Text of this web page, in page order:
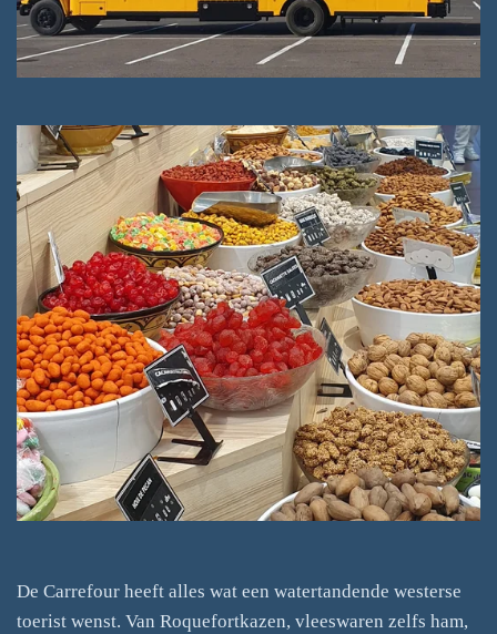
De Carrefour heeft alles wat een watertandende westerse
toerist wenst. Van Roquefortkazen, vleeswaren zelfs ham,